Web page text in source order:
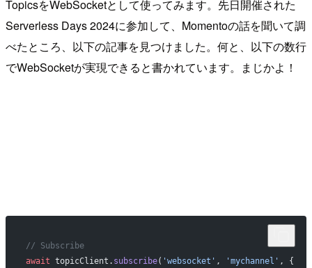
TopicsをWebSocketとして使ってみます。先日開催された
Serverless Days 2024に参加して、Momentoの話を聞いて調
べたところ、以下の記事を見つけました。何と、以下の数行
でWebSocketが実現できると書かれています。まじかよ！
// Subscribe
await topicClient. subscribe( 'websocket' , 'mychannel' , {